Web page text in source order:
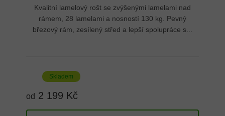
Kvalitní lamelový rošt se zvýšenými lamelami nad
rámem, 28 lamelami a nosností 130 kg. Pevný
březový rám, zesílený střed a lepší spolupráce s...
Skladem
od 2 199 Kč